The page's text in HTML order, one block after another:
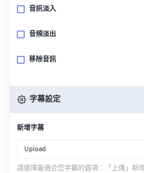
音訊淡入
音頻淡出
移除音訊
字幕設定
新增字幕
Upload
請選擇最適合您字幕的選項：「上傳」新